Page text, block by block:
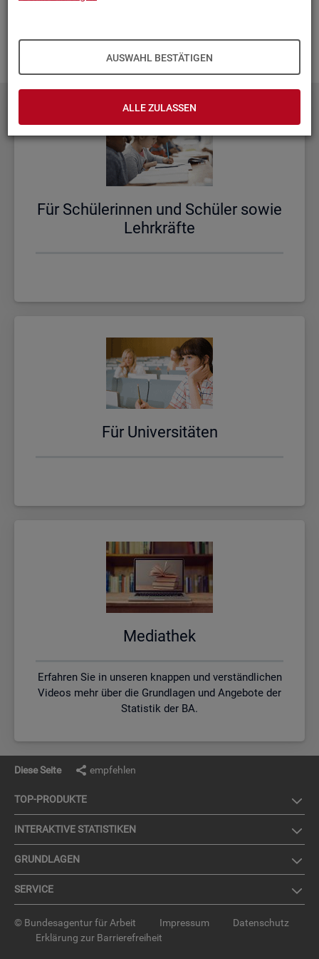
AUSWAHL BESTÄTIGEN
ALLE ZULASSEN
das gern in un­se­re Pla­nun­gen auf.
Für Schü­le­rin­nen und Schü­ler sowie
Lehr­kräf­te
Für Uni­ver­si­tä­ten
Me­dia­thek
Erfahren Sie in unseren knappen und verständlichen
Videos mehr über die Grundlagen und Angebote der
Statistik der BA.
Diese Seite empfehlen
TOP-PRO­DUK­TE
IN­TER­AK­TI­VE STA­TIS­TI­KEN
GRUND­LA­GEN
SER­VICE
© Bundesagentur für Arbeit Impressum
Datenschutz
Erklärung zur Barrierefreiheit